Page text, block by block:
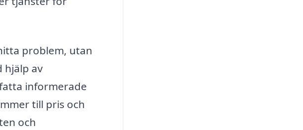
problem, utan
hjälp av
informerade
till pris och
och